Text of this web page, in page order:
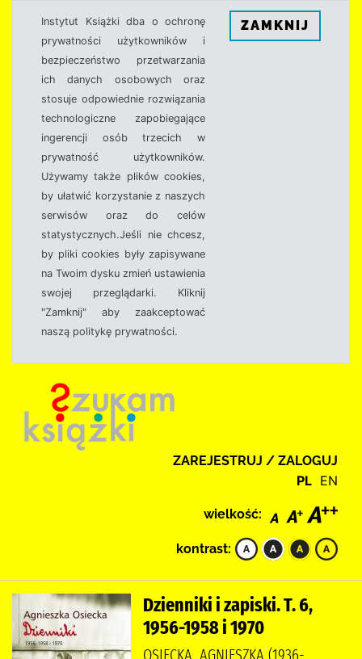
Instytut Książki dba o ochronę
prywatności użytkowników i
bezpieczeństwo przetwarzania
ich danych osobowych oraz
stosuje odpowiednie rozwiązania
technologiczne zapobiegające
ingerencji osób trzecich w
prywatność użytkowników.
Używamy także plików cookies,
by ułatwić korzystanie z naszych
serwisów oraz do celów
statystycznych.Jeśli nie chcesz,
by pliki cookies były zapisywane
na Twoim dysku zmień ustawienia
swojej przeglądarki. Kliknij
"Zamknij" aby zaakceptować
naszą politykę prywatności.
ZAMKNIJ
ZAREJESTRUJ / ZALOGUJ
PL EN
wielkość:
kontrast:
Dzienniki i zapiski. T. 6,
1956-1958 i 1970
OSIECKA, AGNIESZKA (1936-